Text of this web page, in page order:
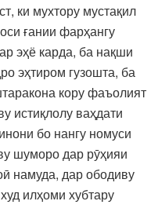
ки мухтору мустақил
ғании фарҳангу
эҳё карда, ба нақши
эҳтиром гузошта, ба
кору фаъолият
истиқлолу ваҳдати
бо нангу номуси
шуморо дар рӯҳияи
намуда, дар ободиву
илҳоми хубтару